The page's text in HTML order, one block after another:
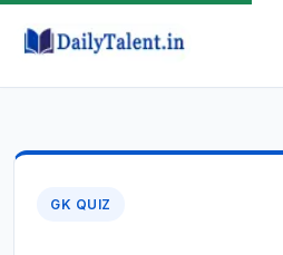
GK QUIZ